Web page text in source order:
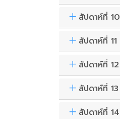
สัปดาห์ที่ 10
สัปดาห์ที่ 11
สัปดาห์ที่ 12
สัปดาห์ที่ 13
สัปดาห์ที่ 14